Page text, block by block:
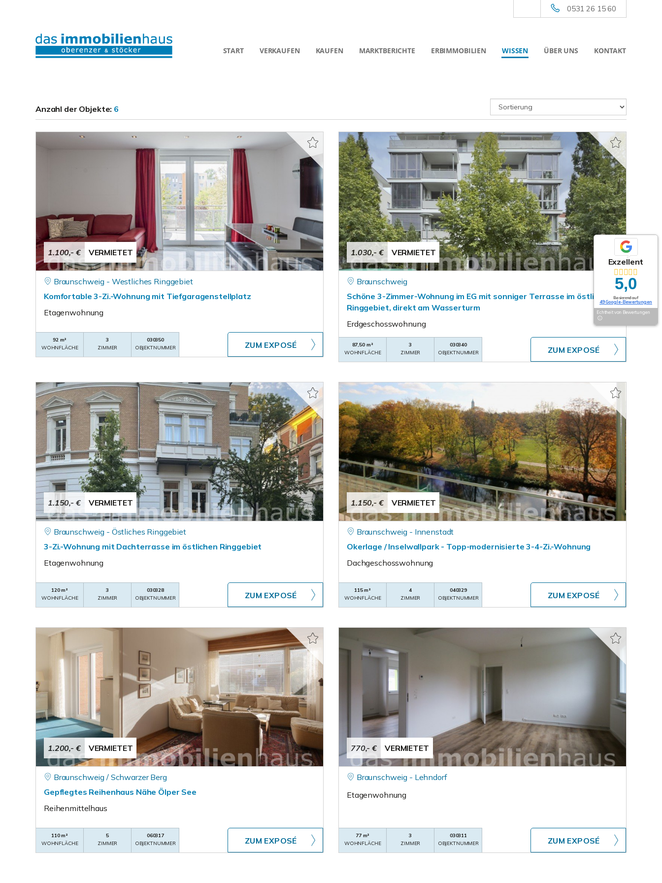
0531 26 15 60
START VERKAUFEN KAUFEN MARKTBERICHTE ERBIMMOBILIEN WISSEN ÜBER UNS KONTAKT
Anzahl der Objekte: 6
1.100,- € VERMIETET
Braunschweig - Westliches Ringgebiet
Komfortable 3-Zi.-Wohnung mit Tiefgaragenstellplatz
Etagenwohnung
92 m²
WOHNFLÄCHE
3
ZIMMER
030350
OBJEKTNUMMER
ZUM EXPOSÉ
1.030,- € VERMIETET
Braunschweig
Schöne 3-Zimmer-Wohnung im EG mit sonniger Terrasse im östlichen
Ringgebiet, direkt am Wasserturm
Erdgeschosswohnung
87,50 m²
WOHNFLÄCHE
3
ZIMMER
030340
OBJEKTNUMMER
ZUM EXPOSÉ
1.150,- € VERMIETET
Braunschweig - Östliches Ringgebiet
3-Zi.-Wohnung mit Dachterrasse im östlichen Ringgebiet
Etagenwohnung
120 m²
WOHNFLÄCHE
3
ZIMMER
030328
OBJEKTNUMMER
ZUM EXPOSÉ
1.150,- € VERMIETET
Braunschweig - Innenstadt
Okerlage / Inselwallpark - Topp-modernisierte 3-4-Zi.-Wohnung
Dachgeschosswohnung
115 m²
WOHNFLÄCHE
4
ZIMMER
040329
OBJEKTNUMMER
ZUM EXPOSÉ
1.200,- € VERMIETET
Braunschweig / Schwarzer Berg
Gepflegtes Reihenhaus Nähe Ölper See
Reihenmittelhaus
110 m²
WOHNFLÄCHE
5
ZIMMER
060317
OBJEKTNUMMER
ZUM EXPOSÉ
770,- € VERMIETET
Braunschweig - Lehndorf
Etagenwohnung
77 m²
WOHNFLÄCHE
3
ZIMMER
030311
OBJEKTNUMMER
ZUM EXPOSÉ
Exzellent
5,0
Basierend auf
49 Google-Bewertungen
Echtheit von Bewertungen